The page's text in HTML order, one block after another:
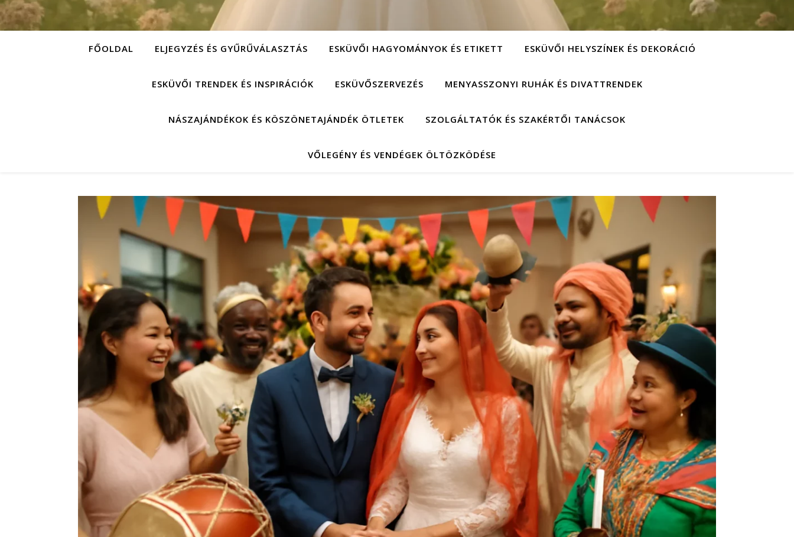
FŐOLDAL ELJEGYZÉS ÉS GYŰRŰVÁLASZTÁS ESKÜVŐI HAGYOMÁNYOK ÉS ETIKETT ESKÜVŐI HELYSZÍNEK ÉS DEKORÁCIÓ
ESKÜVŐI TRENDEK ÉS INSPIRÁCIÓK ESKÜVŐSZERVEZÉS MENYASSZONYI RUHÁK ÉS DIVATTRENDEK
NÁSZAJÁNDÉKOK ÉS KÖSZÖNETAJÁNDÉK ÖTLETEK SZOLGÁLTATÓK ÉS SZAKÉRTŐI TANÁCSOK
VŐLEGÉNY ÉS VENDÉGEK ÖLTÖZKÖDÉSE